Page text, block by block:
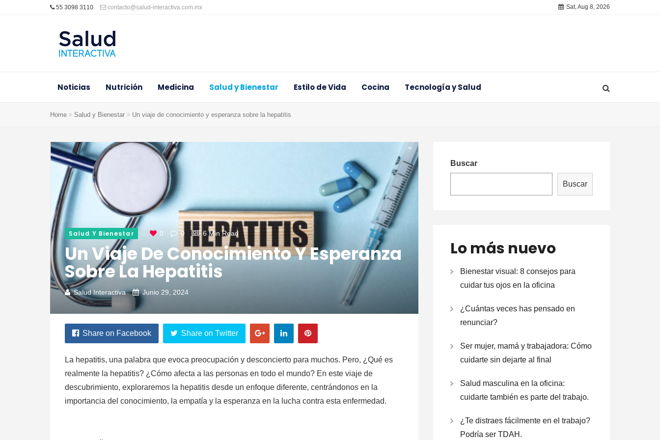
55 3098 3110 contacto@salud-interactiva.com.mx Sat, Aug 8, 2026
Noticias Nutrición Medicina Salud y Bienestar Estilo de Vida Cocina Tecnología y Salud
Home Salud y Bienestar Un viaje de conocimiento y esperanza sobre la hepatitis
Salud Y Bienestar 0 0 6 Min Read
Un Viaje De Conocimiento Y Esperanza
Sobre La Hepatitis
Salud Interactiva Junio 29, 2024
Share on Facebook Share on Twitter
La hepatitis, una palabra que evoca preocupación y desconcierto para muchos. Pero, ¿Qué es
realmente la hepatitis? ¿Cómo afecta a las personas en todo el mundo? En este viaje de
descubrimiento, exploraremos la hepatitis desde un enfoque diferente, centrándonos en la
importancia del conocimiento, la empatía y la esperanza en la lucha contra esta enfermedad.
Buscar
Buscar
Lo más nuevo
Bienestar visual: 8 consejos para
cuidar tus ojos en la oficina
¿Cuántas veces has pensado en
renunciar?
Ser mujer, mamá y trabajadora: Cómo
cuidarte sin dejarte al final
Salud masculina en la oficina:
cuidarte también es parte del trabajo.
¿Te distraes fácilmente en el trabajo?
Podría ser TDAH.